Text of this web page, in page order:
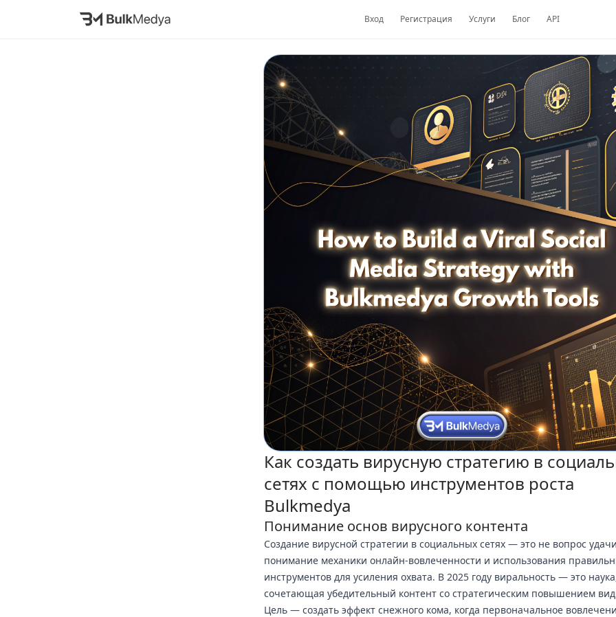
Вход Регистрация Услуги Блог API
Как создать вирусную стратегию в
сетях с помощью инструментов роста
Bulkmedya
Понимание основ вирусного контента
Создание вирусной стратегии в социальных сетях — это не вопрос
понимание механики онлайн-вовлеченности и использования
инструментов для усиления охвата. В 2025 году виральность — это
сочетающая убедительный контент со стратегическим повышением
Цель — создать эффект снежного кома, когда первоначальное